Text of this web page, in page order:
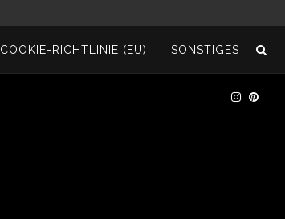
COOKIE-RICHTLINIE (EU) SONSTIGES